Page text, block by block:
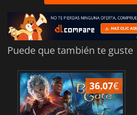
Puede que también te guste
36.07€